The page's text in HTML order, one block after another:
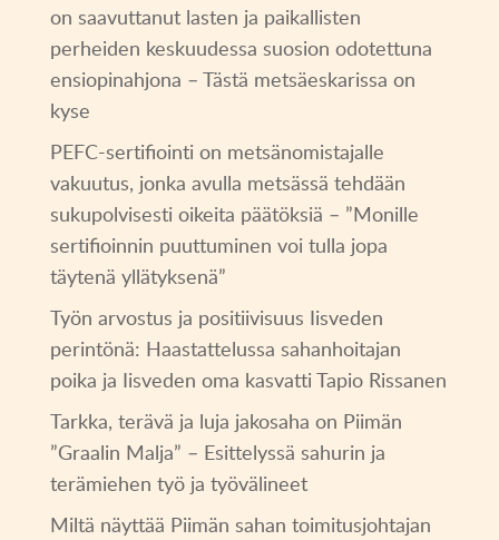
on saavuttanut lasten ja paikallisten
perheiden keskuudessa suosion odotettuna
ensiopinahjona – Tästä metsäeskarissa on
kyse
PEFC-sertifiointi on metsänomistajalle
vakuutus, jonka avulla metsässä tehdään
sukupolvisesti oikeita päätöksiä – ”Monille
sertifioinnin puuttuminen voi tulla jopa
täytenä yllätyksenä”
Työn arvostus ja positiivisuus Iisveden
perintönä: Haastattelussa sahanhoitajan
poika ja Iisveden oma kasvatti Tapio Rissanen
Tarkka, terävä ja luja jakosaha on Piimän
”Graalin Malja” – Esittelyssä sahurin ja
terämiehen työ ja työvälineet
Miltä näyttää Piimän sahan toimitusjohtajan